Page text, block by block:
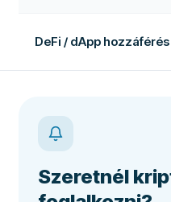
DeFi / dApp hozzáférés
Szeretnél